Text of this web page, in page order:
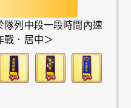
隊列中段一段時間內速
戰．居中＞